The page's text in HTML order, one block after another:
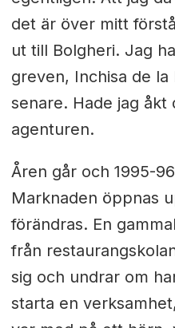
det är över mitt
ut till Bolgheri. Jag
greven, Inchisa de
senare. Hade jag åkt
agenturen.
Åren går och 1995-
Marknaden öppnas
förändras. En
från
sig och undrar om
starta en